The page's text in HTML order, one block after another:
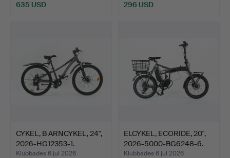
635 USD 296 USD
CYKEL, B ARNCYKEL, 24",
2026-HG12353-1.
Klubbades 6 jul 2026
ELCYKEL, ECORIDE, 20",
2026-5000-BG6248-6.
Klubbades 6 jul 2026